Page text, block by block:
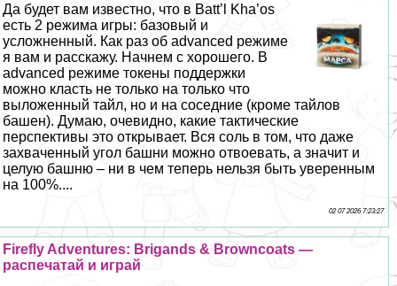
Да будет вам известно, что в Batt’l Kha’os
есть 2 режима игры: базовый и
усложненный. Как раз об advanced режиме
я вам и расскажу. Начнем с хорошего. В
advanced режиме токены поддержки
можно класть не только на только что
выложенный тайл, но и на соседние (кроме тайлов
башен). Думаю, очевидно, какие тактические
перспективы это открывает. Вся соль в том, что даже
захваченный угол башни можно отвоевать, а значит и
целую башню – ни в чем теперь нельзя быть уверенным
на 100%....
02 07 2026 7:23:27
Firefly Adventures: Brigands & Browncoats —
распечатай и играй